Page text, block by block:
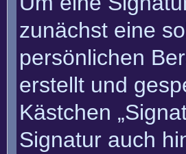
zunächst eine
persönlichen
erstellt und
Kästchen
Signatur auch